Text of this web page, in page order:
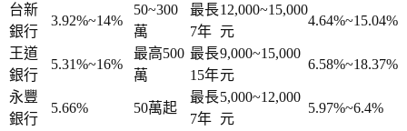
台新
銀行
3.92%~14%
50~300
萬
最長
7年
12,000~15,000
元
4.64%~15.04%
王道
銀行
5.31%~16%
最高500
萬
最長
15年
9,000~15,000
元
6.58%~18.37%
永豐
銀行
5.66% 50萬起
最長
7年
5,000~12,000
元
5.97%~6.4%